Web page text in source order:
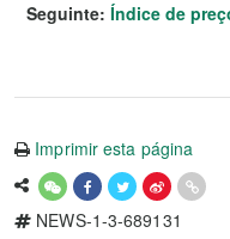
Seguinte: Índice de
Imprimir esta página
NEWS-1-3-689131